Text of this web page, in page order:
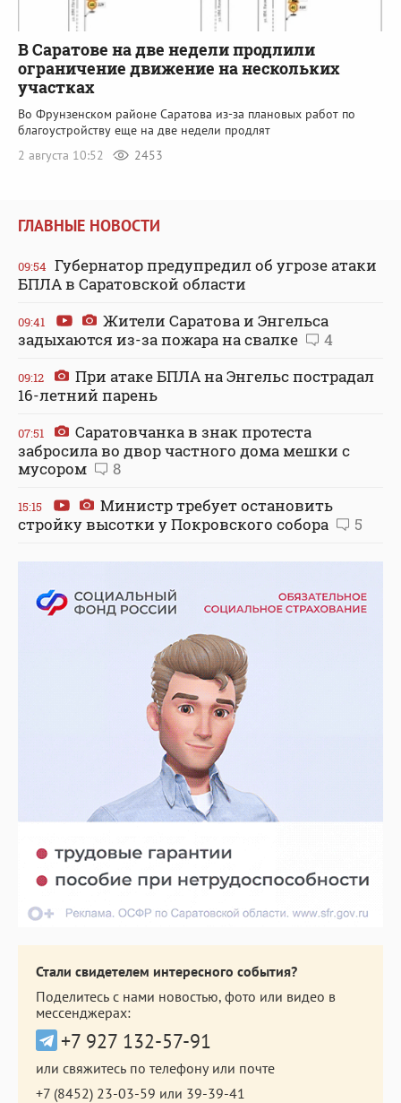
В Саратове на две недели продлили
ограничение движение на нескольких
участках
Во Фрунзенском районе Саратова из-за плановых работ по
благоустройству еще на две недели продлят
2 августа 10:52
2453
ГЛАВНЫЕ НОВОСТИ
09:54 Губернатор предупредил об угрозе атаки
БПЛА в Саратовской области
09:41
Жители Саратова и Энгельса
задыхаются из-за пожара на свалке
4
09:12
При атаке БПЛА на Энгельс пострадал
16-летний парень
07:51
Саратовчанка в знак протеста
забросила во двор частного дома мешки с
мусором
8
15:15
Министр требует остановить
стройку высотки у Покровского собора
5
Стали свидетелем интересного события?
Поделитесь с нами новостью, фото или видео в
мессенджерах:
+7 927 132-57-91
или свяжитесь по телефону или почте
+7 (8452) 23-03-59 или 39-39-41